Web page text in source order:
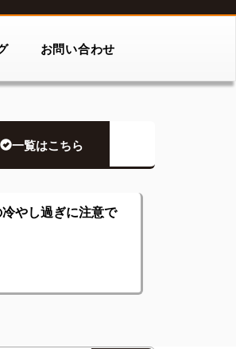
お問い合わせ
一覧はこちら
やし過ぎに注意で